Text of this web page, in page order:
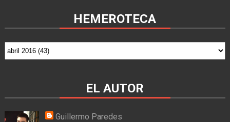
HEMEROTECA
EL AUTOR
Guillermo Paredes